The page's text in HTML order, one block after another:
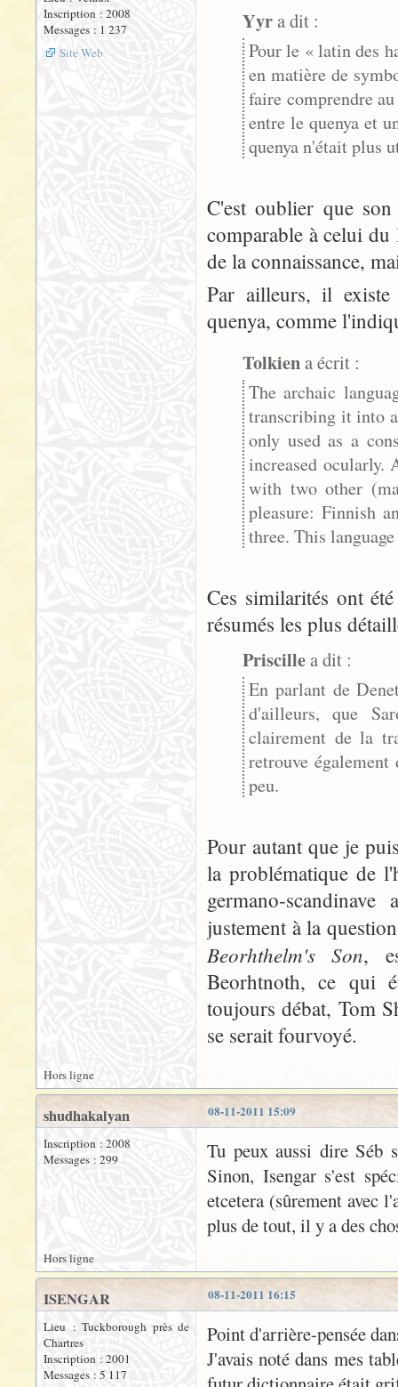
Inscription : 2008
Messages : 1 237
Site Web
Yyra dit :
Pour le « latin des
en matière de
faire comprendre
entre le quenya et
quenya n'était plus
C'est oublier que
comparable à celui
de la connaissance,
Par ailleurs, il
quenya, comme
Tolkiena écrit :
The archaic
transcribing it into
only used as a
increased ocularly.
with two other
pleasure: Finnish
three. This
Ces similarités ont
résumés les plus
Priscillea dit :
En parlant de
d'ailleurs, que
clairement de la
retrouve
peu.
Pour autant que je
la problématique de
germano-
justement à la
Beorhthelm's Son,
Beorhtnoth, ce qui
toujours débat, Tom
se serait fourvoyé.
Hors ligne
08-11-2011 15:09
shudhakalyan
Inscription : 2008
Messages : 299
Tu peux aussi dire Séb
Sinon, Isengar s'est
etcetera (sûrement avec
plus de tout, il y a des
Hors ligne
08-11-2011 16:15
ISENGAR
Lieu : Tuckborough près de
Chartres
Inscription : 2001
Messages : 5 117
Point d'arrière-pensée
J'avais noté dans mes